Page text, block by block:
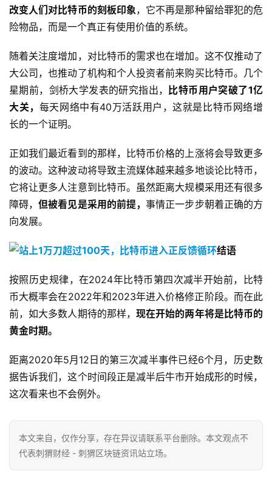
改变人们对比特币的刻板印象，它不再是那种留给罪犯的危
险物品，而是一个真正有使用价值的系统。
随着关注度增加，对比特币的需求也在增加。这不仅推动了
大公司，也推动了机构和个人投资者前来购买比特币。几个
星期前，剑桥大学发表的研究指出， 比特币用户突破了1亿
大关， 每天网络中有40万活跃用户，这就是比特币网络增
长的一个证明。
正如我们最近看到的那样，比特币价格的上涨将会导致更多
的波动。这种波动将导致主流媒体越来越多地谈论比特币，
它将让更多人注意到比特币。虽然距离大规模采用还有很多
障碍，但被看见是采用的前提，事情正一步步朝着正确的方
向发展。
结语
按照历史规律，在2024年比特币第四次减半开始前，比特
币大概率会在2022年和2023年进入价格修正阶段。而在此
前，如大多数人期待的那样，现在开始的两年将是比特币的
黄金时期。
距离2020年5月12日的第三次减半事件已经6个月，历史数
据告诉我们，这个时间段正是减半后牛市开始成形的时候，
这次看来也不会例外。
本文来自 ，仅作分享，存在异议请联系平台删除。本文观点不
代表刺猬财经 - 刺猬区块链资讯站立场。